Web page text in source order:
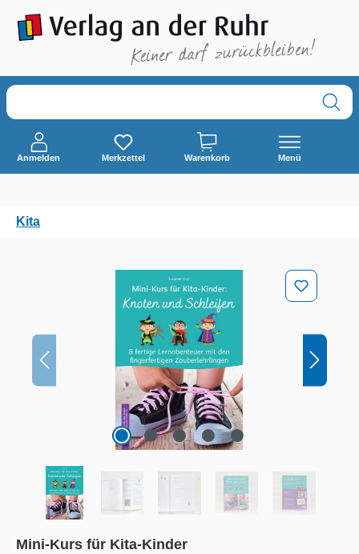
springen
Anmelden Merkzettel Warenkorb Menü
Kita
Mini-Kurs für Kita-Kinder